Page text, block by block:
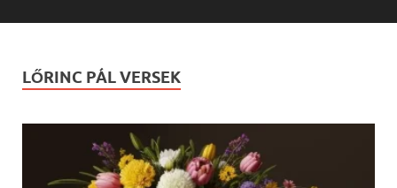
LŐRINC PÁL VERSEK